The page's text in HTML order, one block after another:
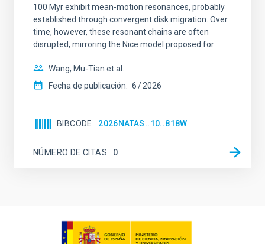
100 Myr exhibit mean-motion resonances, probably
established through convergent disk migration. Over
time, however, these resonant chains are often
disrupted, mirroring the Nice model proposed for
Wang, Mu-Tian et al.
Fecha de publicación: 6 2026
BIBCODE 2026NATAS..10..818W
NÚMERO DE CITAS 0